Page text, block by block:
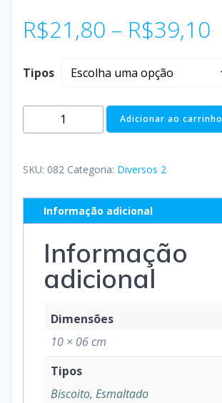
R$21,80 – R$39,10
Tipos
Adicionar ao carrinho
SKU: 082 Categoria: Diversos 2
Informação adicional
Informação
adicional
Dimensões
10 × 06 cm
Tipos
Biscoito, Esmaltado